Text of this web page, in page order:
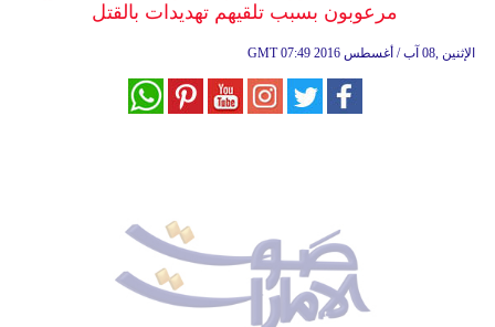
مرعوبون بسبب تلقيهم تهديدات بالقتل
GMT 07:49 2016 الإثنين ,08 آب / أغسطس